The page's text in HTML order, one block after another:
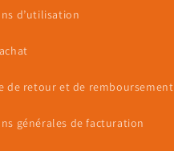
d’utilisation
de retour et de remboursement
générales de facturation